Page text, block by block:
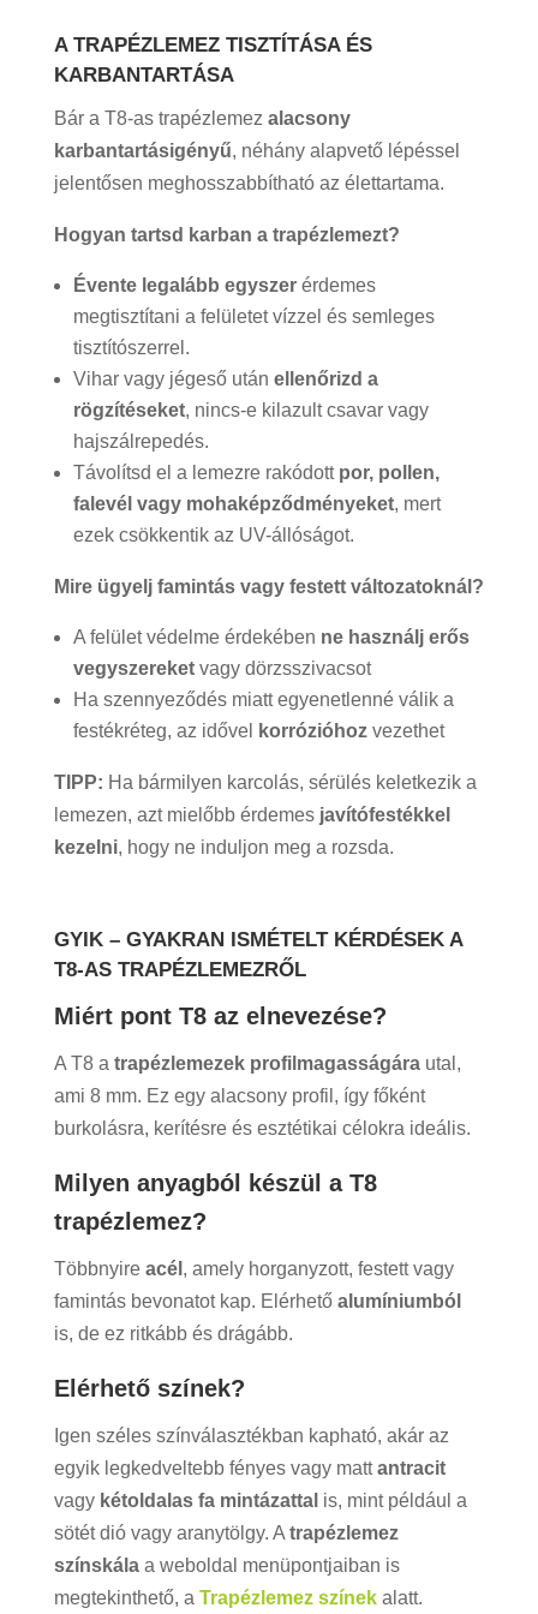
A TRAPÉZLEMEZ TISZTÍTÁSA ÉS
KARBANTARTÁSA
Bár a T8-as trapézlemez alacsony
karbantartásigényű, néhány alapvető lépéssel
jelentősen meghosszabbítható az élettartama.
Hogyan tartsd karban a trapézlemezt?
Évente legalább egyszerérdemes
megtisztítani a felületet vízzel és semleges
tisztítószerrel.
Vihar vagy jégeső után ellenőrizd a
rögzítéseket, nincs-e kilazult csavar vagy
hajszálrepedés.
Távolítsd el a lemezre rakódott por, pollen,
falevél vagy mohaképződményeket, mert
ezek csökkentik az UV-állóságot.
Mire ügyelj famintás vagy festett változatoknál?
A felület védelme érdekében ne használj erős
vegyszereketvagy dörzsszivacsot
Ha szennyeződés miatt egyenetlenné válik a
festékréteg, az idővel
korrózióhozvezethet
TIPP: Ha bármilyen karcolás, sérülés keletkezik a
lemezen, azt mielőbb érdemes javítófestékkel
kezelni, hogy ne induljon meg a rozsda.
GYIK – GYAKRAN ISMÉTELT KÉRDÉSEK A
T8-AS TRAPÉZLEMEZRŐL
Miért pont T8 az elnevezése?
A T8 a trapézlemezek profilmagasságárautal,
ami 8 mm. Ez egy alacsony profil, így főként
burkolásra, kerítésre és esztétikai célokra ideális.
Milyen anyagból készül a T8
trapézlemez?
Többnyire acél , amely horganyzott, festett vagy
famintás bevonatot kap. Elérhető alumíniumból
is, de ez ritkább és drágább.
Elérhető színek?
Igen széles színválasztékban kapható, akár az
egyik legkedveltebb fényes vagy mattantracit
vagy kétoldalas fa mintázattal is, mint például a
sötét dió vagy aranytölgy. A trapézlemez
színskálaa weboldal menüpontjaiban is
megtekinthető, a Trapézlemez színekalatt.